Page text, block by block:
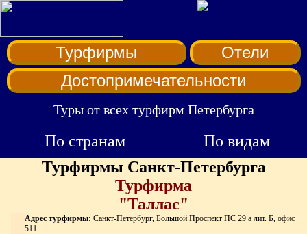
Турфирмы
Отели
Достопримечательности
Туры от всех турфирм Петербурга
По странам
По видам
Турфирмы Санкт-Петербурга
Турфирма
"Таллас"
Адрес турфирмы: Санкт-Петербург, Большой Проспект ПС 29 а лит. Б, офис
511